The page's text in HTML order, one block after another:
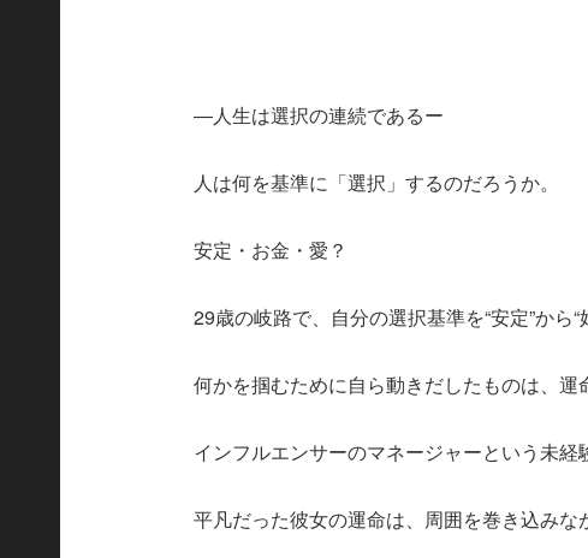
―人生は選択の連続であるー
人は何を基準に「選択」するのだろうか。
安定・お金・愛？
29歳の岐路で、自分の選択基準を“安定”から“
何かを掴むために自ら動きだしたものは、運
インフルエンサーのマネージャーという未経
平凡だった彼女の運命は、周囲を巻き込みな